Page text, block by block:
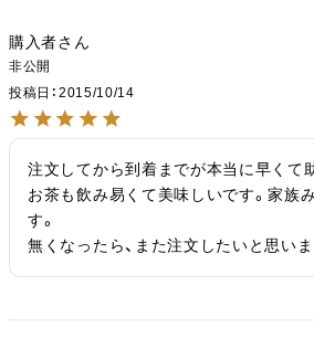
購入者
非公開
投稿日
2015/10/14
注文してから到着までが本当に早くて
お茶も飲み易くて美味しいです。家族
す。
無くなったら、また注文したいと思いま